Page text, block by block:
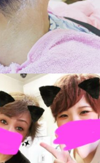
10月 3
hinatabokko_hair